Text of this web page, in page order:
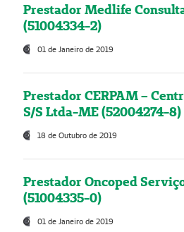
Prestador Medlife
(51004334-2)
01 de Janeiro de 2019
Prestador CERPAM –
S/S Ltda-ME (52004274-8)
18 de Outubro de 2019
Prestador Oncoped
(51004335-0)
01 de Janeiro de 2019